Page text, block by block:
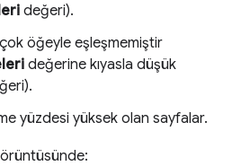
değeri).
öğeyle eşleşmemiştir
değerine kıyasla düşük
yüzdesi yüksek olan sayfalar.